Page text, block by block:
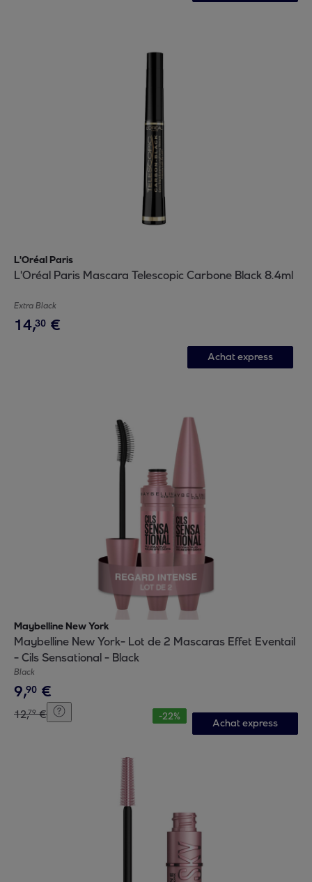
L'Oréal Paris
L'Oréal Paris Mascara Telescopic Carbone Black 8.4ml
Extra Black
14,30 €
Achat express
Maybelline New York
Maybelline New York- Lot de 2 Mascaras Effet Eventail
- Cils Sensational - Black
Black
9,90 €
12,79 € -22%
Achat express